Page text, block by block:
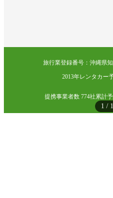
1 /
旅行業登録番号：沖縄県
2013年レンタカー
提携事業者数 774社累計